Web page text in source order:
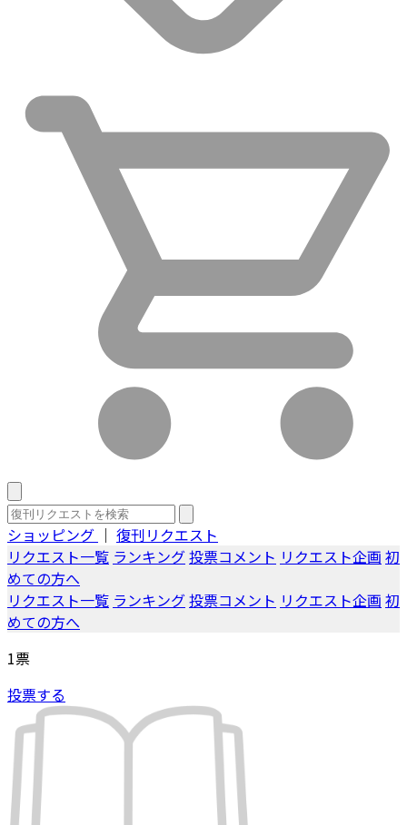
ショッピング ｜ 復刊リクエスト
リクエスト一覧 ランキング投票コメント リクエスト企画 初
めての方へ
リクエスト一覧 ランキング投票コメント リクエスト企画 初
めての方へ
1票
投票する